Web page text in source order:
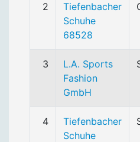
2
Tiefenbacher
Schuhe
68528
3
L.A. Sports
Fashion
GmbH
4
Tiefenbacher
Schuhe